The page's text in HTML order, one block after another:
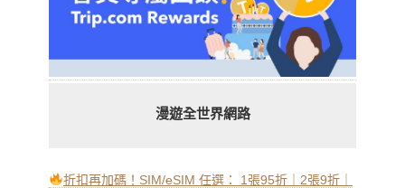
漫遊全世界網路
折扣再加碼！SIM/eSIM 任選： 1張95折｜2張9折｜